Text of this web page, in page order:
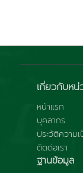
เกี่ยวกับหน่
หน้าแรก
บุคลากร
ประวัติความ
ติดต่อเรา
ฐานข้อมูล